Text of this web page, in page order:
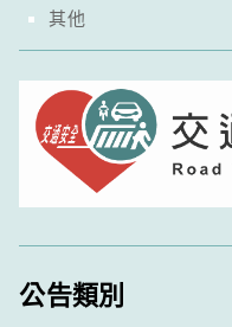
其他
公告類別